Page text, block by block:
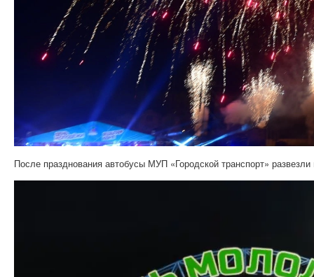
После празднования автобусы МУП «Городской транспорт»